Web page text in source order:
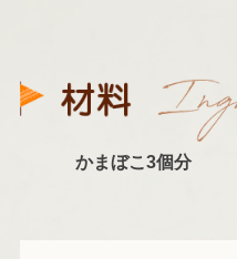
かまぼこ3個分